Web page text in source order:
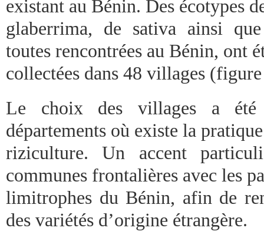
existant au Bénin. Des écotypes
glaberrima, de sativa ainsi
toutes rencontrées au Bénin, ont
collectées dans 48 villages
Le choix des villages a
départements où existe la
riziculture. Un accent
communes frontalières avec les
limitrophes du Bénin, afin de
des variétés d’origine étrangère.